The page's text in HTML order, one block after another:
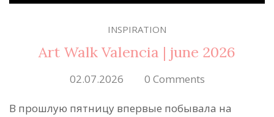
INSPIRATION
Art Walk Valencia | june 2026
02.07.2026 0 Comments
В прошлую пятницу впервые побывала на